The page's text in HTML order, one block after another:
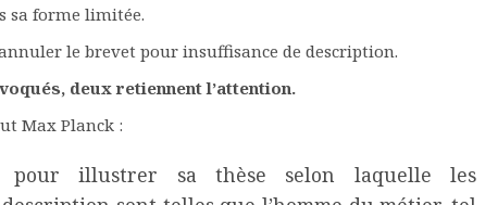
sa forme limitée.
le brevet pour insuffisance de description.
deux retiennent l’attention.
Max Planck :
pour illustrer sa thèse selon laquelle les